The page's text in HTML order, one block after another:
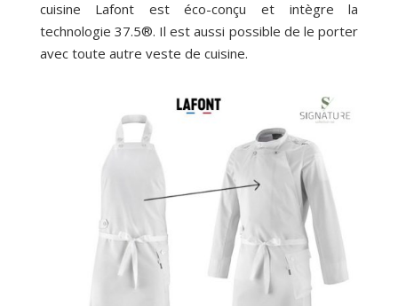
cuisine Lafont est éco-conçu et intègre la
technologie 37.5®. Il est aussi possible de le porter
avec toute autre veste de cuisine.